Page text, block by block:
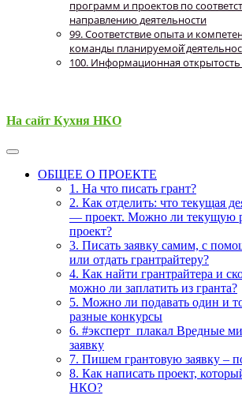
программ и проектов по
направлению деятельности
99. Соответствие опыта и
команды планируемой̆
100. Информационная
На сайт Кухня НКО
ОБЩЕЕ О ПРОЕКТЕ
1. На что писать грант?
2. Как отделить: что текущая
— проект. Можно ли текущую
проект?
3. Писать заявку самим, с
или отдать грантрайтеру?
4. Как найти грантрайтера и
можно ли заплатить из гранта?
5. Можно ли подавать один и
разные конкурсы
6. #эксперт_плакал Вредные
заявку
7. Пишем грантовую заявку –
8. Как написать проект,
НКО?